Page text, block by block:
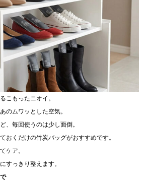
安に交換
こもったニオイ。
のムワッとした空気。
、毎回使うのは少し面倒。
おくだけの竹炭バッグがおすすめです。
ケア。
すっきり整えます。